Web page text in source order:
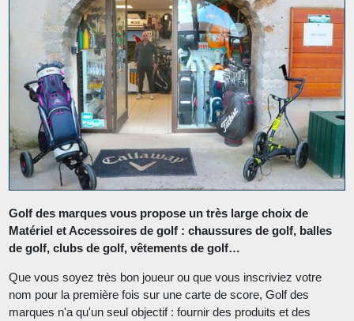
Golf des marques vous propose un très large choix de
Matériel et Accessoires de golf : chaussures de golf, balles
de golf, clubs de golf, vêtements de golf…
Que vous soyez très bon joueur ou que vous inscriviez votre
nom pour la première fois sur une carte de score, Golf des
marques n'a qu'un seul objectif : fournir des produits et des